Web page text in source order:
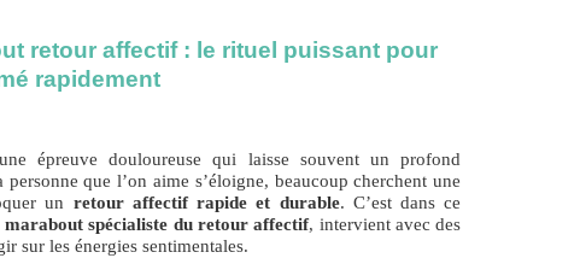
retour affectif : le rituel puissant pour
rapidement
épreuve douloureuse qui laisse souvent un profond
que l’on aime s’éloigne, beaucoup cherchent une
un retour affectif rapide et durable. C’est dans ce
spécialiste du retour affectif, intervient avec des
sur les énergies sentimentales.